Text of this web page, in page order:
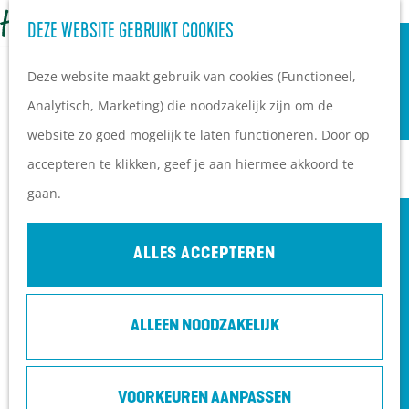
DEZE WEBSITE GEBRUIKT COOKIES
Deze website maakt gebruik van cookies (Functioneel,
Analytisch, Marketing) die noodzakelijk zijn om de
website zo goed mogelijk te laten functioneren. Door op
accepteren te klikken, geef je aan hiermee akkoord te
gaan.
ALLES ACCEPTEREN
ALLEEN NOODZAKELIJK
VOORKEUREN AANPASSEN
G
o
e
Z
e
k
e
n
e
n
u
Vakantieparken
Hotels
B&B's
bezoekers
Arrangementen en acties
Blogs over de Heuvelrug
Praktische informatie
Hoe kom ik op de